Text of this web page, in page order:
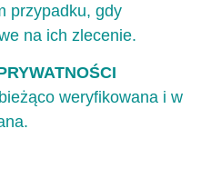
przypadku, gdy
na ich zlecenie.
weryfikowana i w